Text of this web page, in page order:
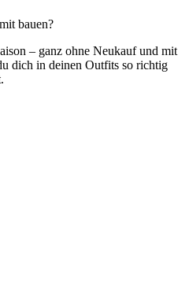
bauen?
– ganz ohne Neukauf und mit
dich in deinen Outfits so richtig